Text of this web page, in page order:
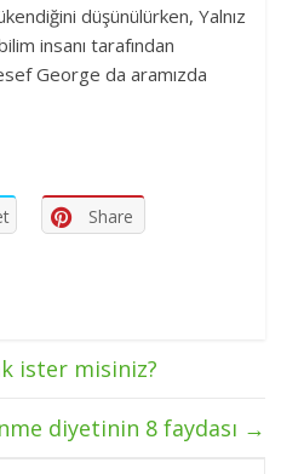
düşünülürken, Yalnız
insanı tarafından
George da aramızda
Share
ister misiniz?
diyetinin 8 faydası →